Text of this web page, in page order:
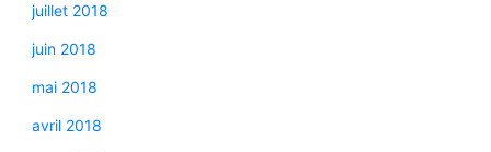
juillet 2018
juin 2018
mai 2018
avril 2018